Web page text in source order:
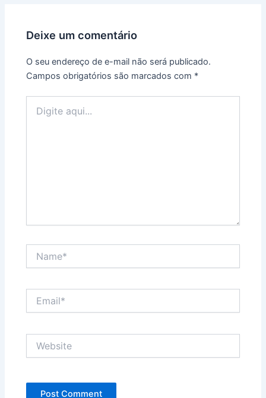
Deixe um comentário
O seu endereço de e-mail não será publicado.
Campos obrigatórios são marcados com *
aqui...